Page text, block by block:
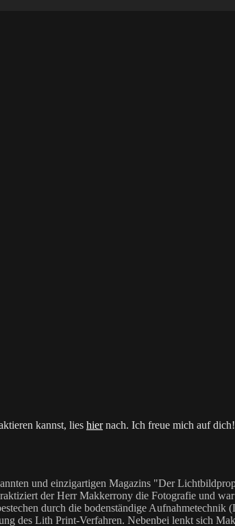
kannst, lies hiernach. Ich freue mich auf dich!
und einzigartigen Magazins "Der
der Herr Makkerrony die Fotografie und
durch die bodenständige Aufnahmetechnik
des Lith Print-Verfahren. Nebenbei lenkt sich